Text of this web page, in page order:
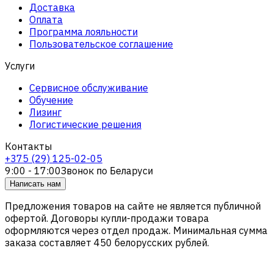
Доставка
Оплата
Программа лояльности
Пользовательское соглашение
Услуги
Сервисное обслуживание
Обучение
Лизинг
Логистические решения
Контакты
+375 (29) 125-02-05
9:00 - 17:00Звонок по Беларуси
Написать нам
Предложения товаров на сайте не является публичной
офертой. Договоры купли-продажи товара
оформляются через отдел продаж. Минимальная сумма
заказа составляет 450 белорусских рублей.